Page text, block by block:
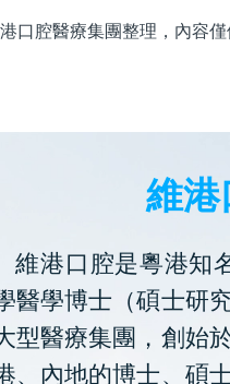
腔醫療集團整理，內容僅
維港
維港口腔是粵港知
醫學博士（碩士研
型醫療集團，創始
、內地的博士、碩